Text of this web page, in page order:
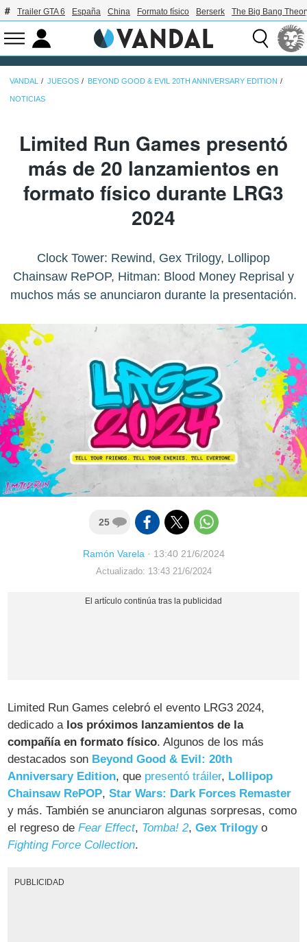
Trailer GTA 6 España China Formato físico Berserk The Big Bang
VANDAL JUEGOS BEYOND GOOD & EVIL 20TH ANNIVERSARY EDITION
NOTICIAS
Limited Run Games presentó
más de 20 lanzamientos en
formato físico durante LRG3
2024
Clock Tower: Rewind, Gex Trilogy, Lollipop
Chainsaw RePOP, Hitman: Blood Money Reprisal y
muchos más se anunciaron durante la presentación.
25
Ramón Varela· 13:40 21/6/2024
Actualizado: 13:43 21/6/2024
Limited Run Games celebró el evento LRG3 2024,
dedicado a los próximos lanzamientos de la
compañía en formato físico. Algunos de los más
destacados son Beyond Good & Evil: 20th
Anniversary Edition, que presentó tráiler, Lollipop
Chainsaw RePOP,Star Wars: Dark Forces Remaster
y más. También se anunciaron algunas sorpresas, como
el regreso deFear Effect, Tomba! 2,Gex Trilogyo
Fighting Force Collection.
PUBLICIDAD